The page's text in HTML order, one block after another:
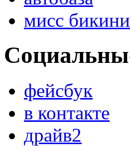
мисс бикини
фейсбук
в контакте
драйв2